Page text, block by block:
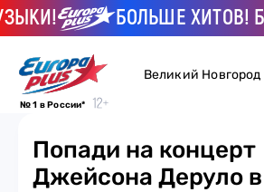
БОЛЬШЕ ХИТОВ!
№ 1 в России*
Великий Новгород
Попади на концерт
Джейсона Деруло